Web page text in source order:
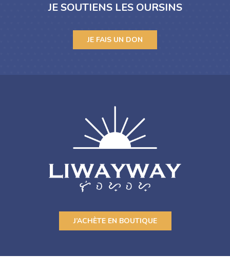
JE SOUTIENS LES OURSINS
JE FAIS UN DON
J’ACHÈTE EN BOUTIQUE